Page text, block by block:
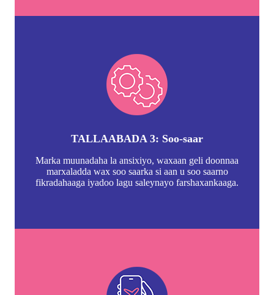
TALLAABADA 3: Soo-saar
Marka muunadaha la ansixiyo, waxaan geli doonnaa
marxaladda wax soo saarka si aan u soo saarno
fikradahaaga iyadoo lagu saleynayo farshaxankaaga.